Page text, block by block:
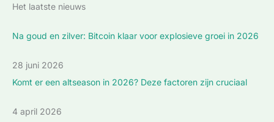
Het laatste nieuws
Na goud en zilver: Bitcoin klaar voor explosieve groei in 2026
28 juni 2026
Komt er een altseason in 2026? Deze factoren zijn cruciaal
4 april 2026